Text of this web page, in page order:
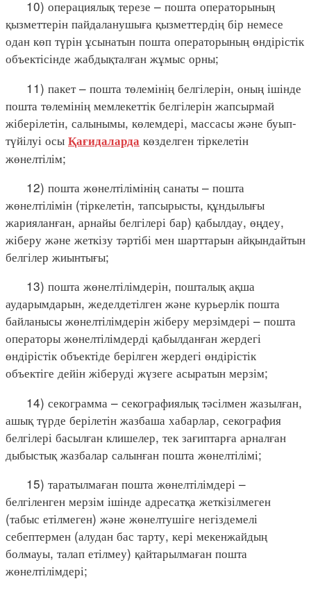
10) операциялық терезе – пошта операторының
қызметтерін пайдаланушыға қызметтердің бір немесе
одан көп түрін ұсынатын пошта операторының өндірістік
объектісінде жабдықталған жұмыс орны;
11) пакет – пошта төлемінің белгілерін, оның ішінде
пошта төлемінің мемлекеттік белгілерін жапсырмай
жіберілетін, салынымы, көлемдері, массасы және буып-
түйілуі осы Қағидаларда көзделген тіркелетін
жөнелтілім;
12) пошта жөнелтілімінің санаты – пошта
жөнелтілімін (тіркелетін, тапсырысты, құндылығы
жарияланған, арнайы белгілері бар) қабылдау, өңдеу,
жіберу және жеткізу тәртібі мен шарттарын айқындайтын
белгілер жиынтығы;
13) пошта жөнелтілімдерін, пошталық ақша
аударымдарын, жеделдетілген және курьерлік пошта
байланысы жөнелтілімдерін жіберу мерзімдері – пошта
операторы жөнелтілімдерді қабылданған жердегі
өндірістік объектіде берілген жердегі өндірістік
объектіге дейін жіберуді жүзеге асыратын мерзім;
14) секограмма – секографиялық тәсілмен жазылған,
ашық түрде берілетін жазбаша хабарлар, секография
белгілері басылған клишелер, тек зағиптарға арналған
дыбыстық жазбалар салынған пошта жөнелтілімі;
15) таратылмаған пошта жөнелтілімдері –
белгіленген мерзім ішінде адресатқа жеткізілмеген
(табыс етілмеген) және жөнелтушіге негіздемелі
себептермен (алудан бас тарту, кері мекенжайдың
болмауы, талап етілмеу) қайтарылмаған пошта
жөнелтілімдері;